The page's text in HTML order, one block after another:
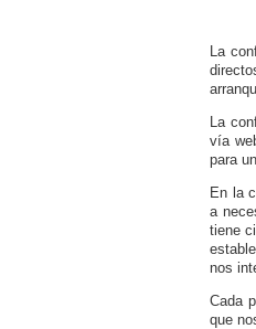
La
La
vía
para
En la
a
tiene
nos
Cada
que